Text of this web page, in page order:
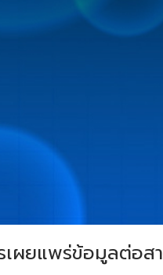
ผยแพร่ข้อมูลต่อส